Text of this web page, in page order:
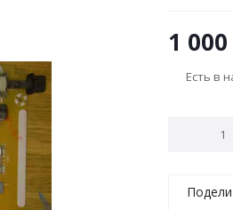
1 000
Есть в